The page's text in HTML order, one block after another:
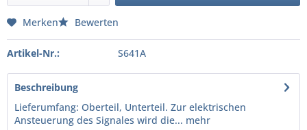
Merken Bewerten
Artikel-Nr.: S641A
Beschreibung
Lieferumfang: Oberteil, Unterteil. Zur elektrischen
Ansteuerung des Signales wird die... mehr